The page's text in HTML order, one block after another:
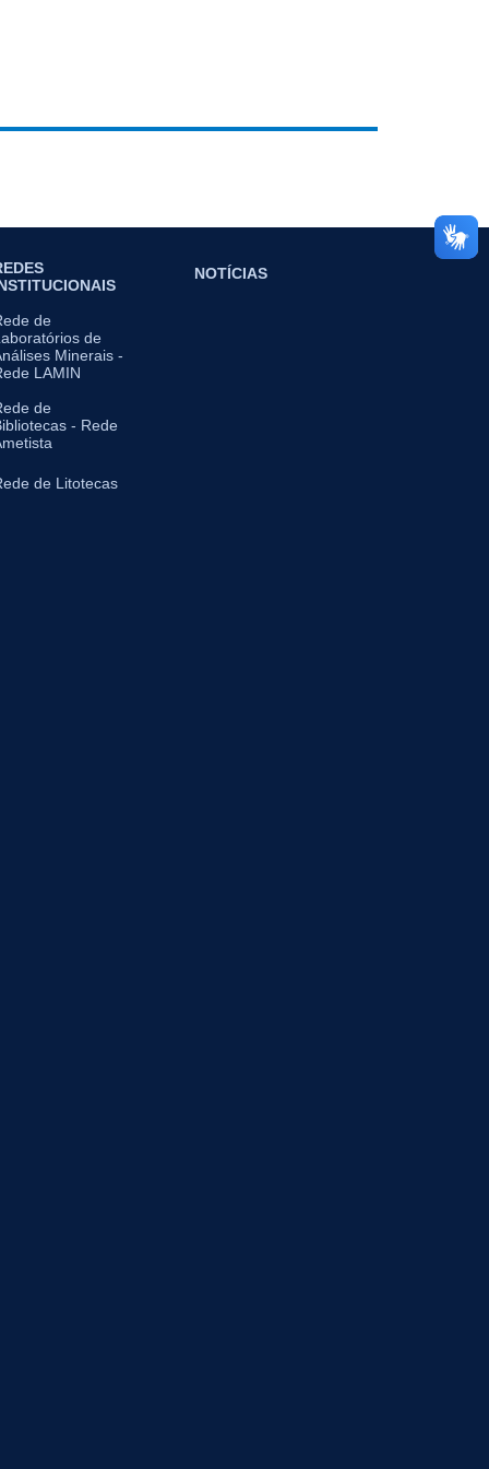
de
de
Minerais -
LAMIN
de
- Rede
de Litotecas
NOTÍCIAS